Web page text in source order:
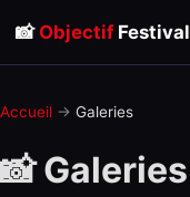
📸 ObjectifFestival
Accueil → Galeries
📸 Galeries